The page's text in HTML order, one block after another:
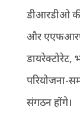
डीआरडीओ की
और
डायरेक्टोरेट,
परियोजना-
संगठन होंगे।